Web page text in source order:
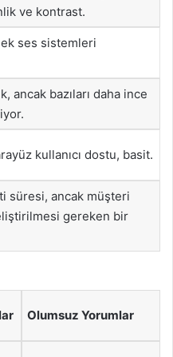
ve kontrast.
ses sistemleri
ancak bazıları daha ince
kullanıcı dostu, basit.
süresi, ancak müşteri
gereken bir
Olumsuz Yorumlar